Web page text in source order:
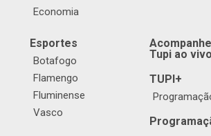
Economia
Esportes
Botafogo
Flamengo
Fluminense
Vasco
Tupi ao vivo
TUPI+